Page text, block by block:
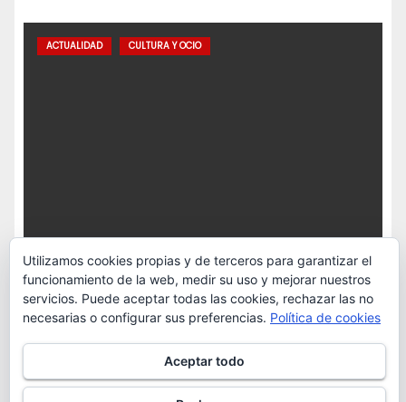
ACTUALIDAD CULTURA Y OCIO
La Casona de Campomanes presenta sus
novedades literarias para el mes de agosto
Ago 7, 2026 Redacción
Utilizamos cookies propias y de terceros para garantizar el
funcionamiento de la web, medir su uso y mejorar nuestros
servicios. Puede aceptar todas las cookies, rechazar las no
necesarias o configurar sus preferencias. Política de cookies
Aceptar todo